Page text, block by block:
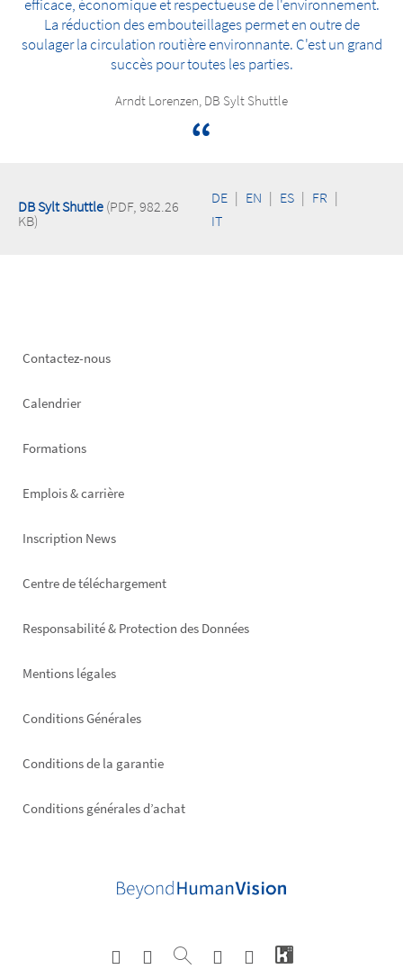
efficace, économique et respectueuse de l'environnement.
La réduction des embouteillages permet en outre de
soulager la circulation routière environnante. C'est un grand
succès pour toutes les parties.
Arndt Lorenzen, DB Sylt Shuttle
DB Sylt Shuttle (PDF, 982.26
KB)
DE | EN | ES | FR |
IT
Footer
Contactez-nous
Calendrier
Formations
Emplois & carrière
Inscription News
Footer
Centre de téléchargement
Responsabilité & Protection des Données
Mentions légales
Conditions Générales
Conditions de la garantie
Conditions générales d’achat